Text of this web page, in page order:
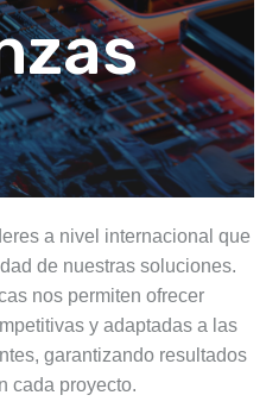
a nivel internacional que
de nuestras soluciones.
nos permiten ofrecer
y adaptadas a las
garantizando resultados
cada proyecto.